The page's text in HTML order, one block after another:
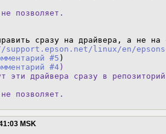
позволяет.
сразу на драйвера, а не на
linux/en/
#5
#4 )
эти драйвера сразу в
позволяет.
MSK